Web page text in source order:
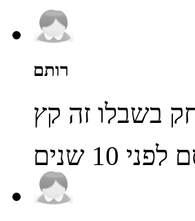
רותם
בשבלו זה קץ
10 שנים